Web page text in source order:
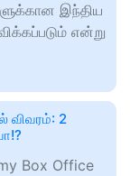
இந்திய
என்று
விவரம்: 2
Box Office